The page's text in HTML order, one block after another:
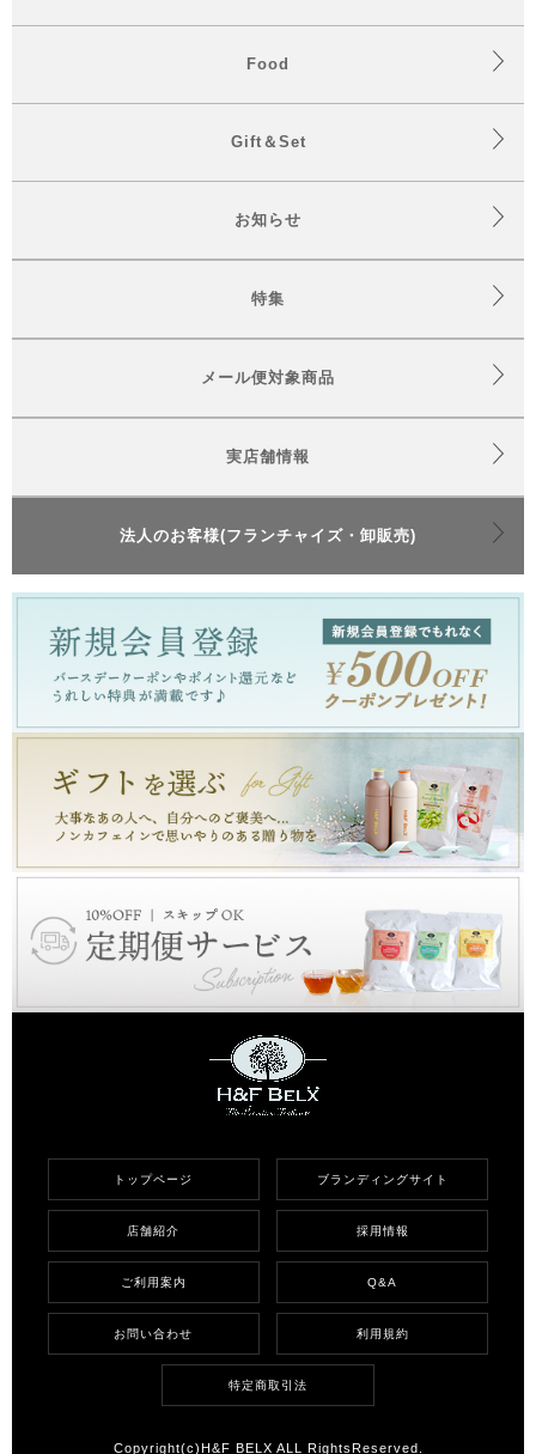
Food
Gift＆Set
お知らせ
特集
メール便対象商品
実店舗情報
法人のお客様(フランチャイズ・卸販売)
トップページ ブランディングサイト
店舗紹介 採用情報
ご利用案内 Q&A
お問い合わせ 利用規約
特定商取引法
Copyright(c)H&F BELX ALL RightsReserved.